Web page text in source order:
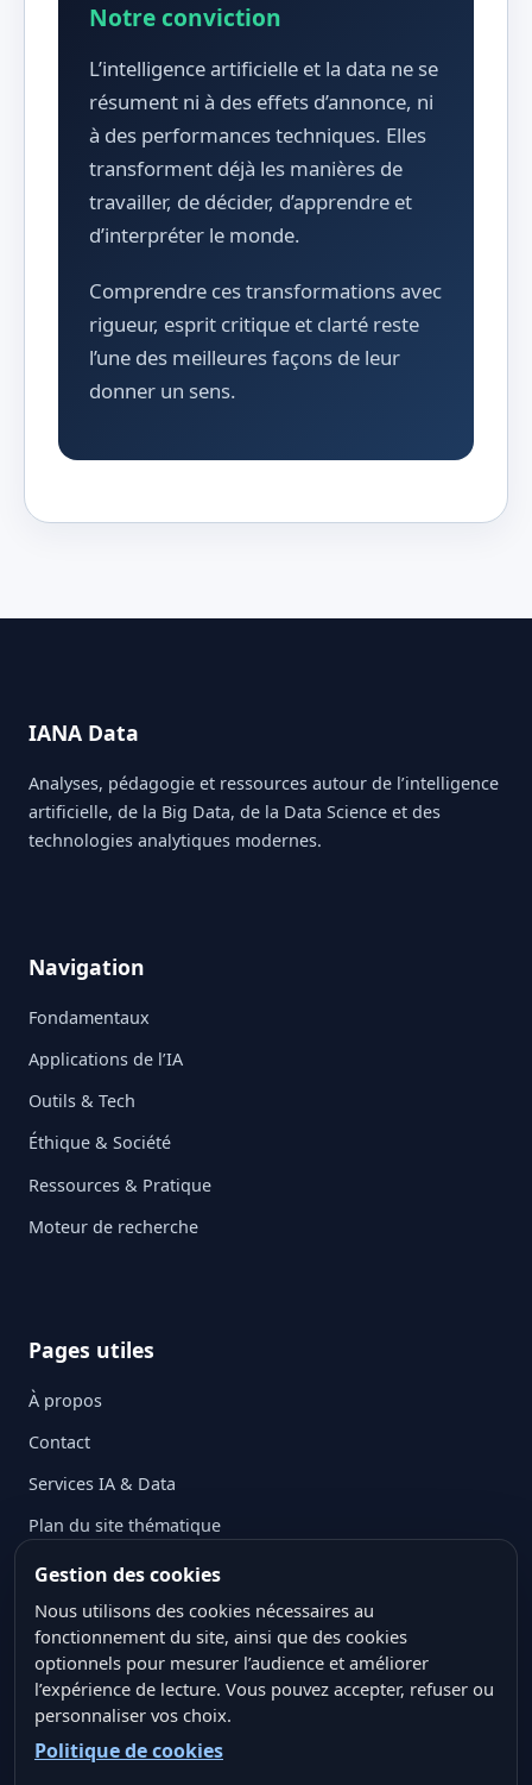
Notre conviction
L’intelligence artificielle et la data ne se
résument ni à des effets d’annonce, ni
à des performances techniques. Elles
transforment déjà les manières de
travailler, de décider, d’apprendre et
d’interpréter le monde.
Comprendre ces transformations avec
rigueur, esprit critique et clarté reste
l’une des meilleures façons de leur
donner un sens.
IANA Data
Analyses, pédagogie et ressources autour de l’intelligence
artificielle, de la Big Data, de la Data Science et des
technologies analytiques modernes.
Navigation
Fondamentaux
Applications de l’IA
Outils & Tech
Éthique & Société
Ressources & Pratique
Moteur de recherche
Pages utiles
À propos
Contact
Services IA & Data
Plan du site thématique
Mentions légales
Politique de confidentialité
Politique des cookies
Conditions générales d’utilisation
Crédits ressources visuelles
Gestion des cookies
Nous utilisons des cookies nécessaires au
fonctionnement du site, ainsi que des cookies
optionnels pour mesurer l’audience et améliorer
l’expérience de lecture. Vous pouvez accepter, refuser ou
personnaliser vos choix.
Politique de cookies